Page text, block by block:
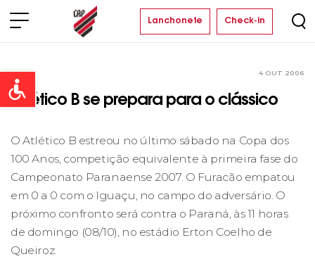
Open toolbar
Lanchonete Check-in
4 OUT 2006
Atlético B se prepara para o clássico
O Atlético B estreou no último sábado na Copa dos
100 Anos, competição equivalente à primeira fase do
Campeonato Paranaense 2007. O Furacão empatou
em 0 a 0 com o Iguaçu, no campo do adversário. O
próximo confronto será contra o Paraná, às 11 horas
de domingo (08/10), no estádio Erton Coelho de
Queiroz.